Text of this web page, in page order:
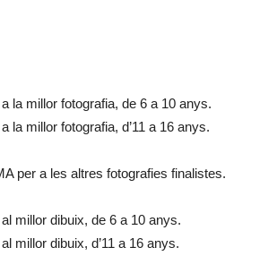
la millor fotografia, de 6 a 10 anys.
la millor fotografia, d’11 a 16 anys.
per a les altres fotografies finalistes.
millor dibuix, de 6 a 10 anys.
millor dibuix, d’11 a 16 anys.